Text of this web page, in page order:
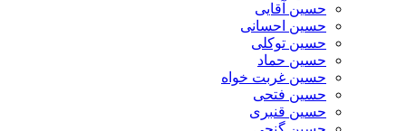
حسین آقایی
حسین احسانی
حسین توکلی
حسین حماد
حسین غربت خواه
حسین فتحی
حسین قنبری